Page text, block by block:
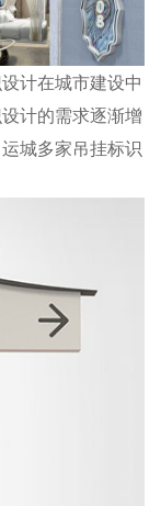
计在城市建设中
计的需求逐渐增
城多家吊挂标识